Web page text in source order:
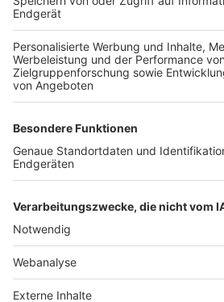
TOP-VEREINE
TOP-PARTNER
Nutzungsbedingungen Datenschutz